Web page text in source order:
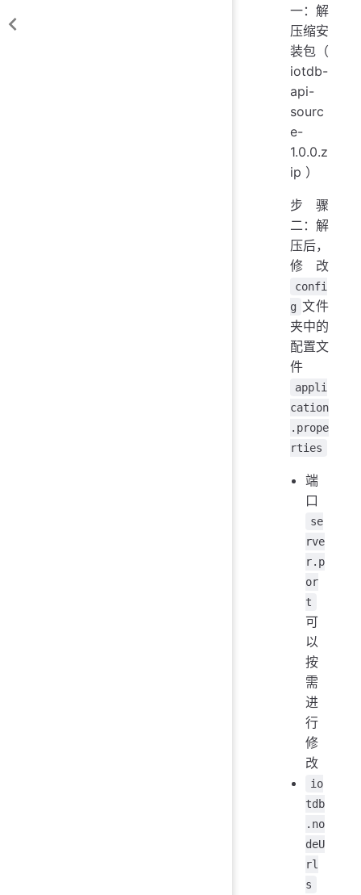
一：解
压缩安
装包（
iotdb-
api-
sourc
e-
1.0.0.z
ip ）
步骤
二：解
压后，
修改
confi
g 文件
夹中的
配置文
件
appli
cation
.prope
rties
端
口
se
rve
r.p
or
t
可
以
按
需
进
行
修
改
io
tdb
.no
deU
rl
s